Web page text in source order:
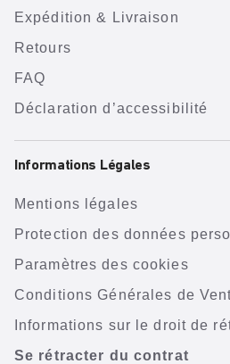
Expédition & Livraison
Retours
FAQ
Déclaration d’accessibilité
Informations Légales
Mentions légales
Protection des données
Paramètres des cookies
Conditions Générales de
Informations sur le droit de
Se rétracter du contrat